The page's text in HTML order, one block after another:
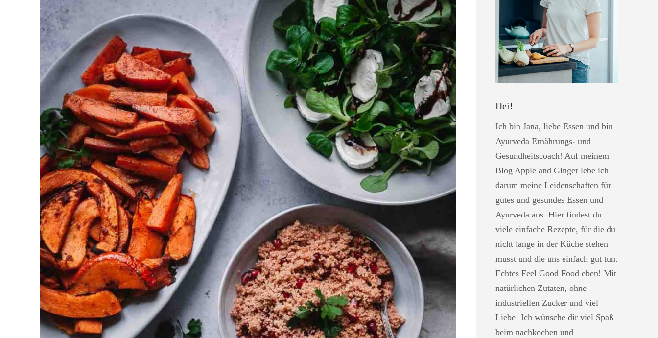
Hei!
Ich bin Jana, liebe Essen und bin
Ayurveda Ernährungs- und
Gesundheitscoach! Auf meinem
Blog Apple and Ginger lebe ich
darum meine Leidenschaften für
gutes und gesundes Essen und
Ayurveda aus. Hier findest du
viele einfache Rezepte, für die du
nicht lange in der Küche stehen
musst und die uns einfach gut tun.
Echtes Feel Good Food eben! Mit
natürlichen Zutaten, ohne
industriellen Zucker und viel
Liebe! Ich wünsche dir viel Spaß
beim nachkochen und